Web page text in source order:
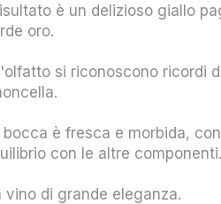
è un delizioso giallo
oro.
si riconoscono ricordi
bocca è fresca e morbida,
con le altre componenti.
vino di grande eleganza.